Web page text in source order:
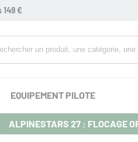
149 €
EQUIPEMENT PILOTE
ALPINESTARS 27 : FLOCAGE